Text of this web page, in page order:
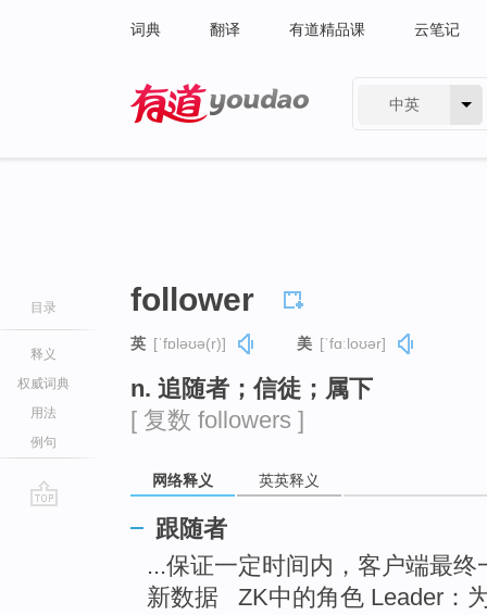
词典 翻译 有道精品课 云笔记
中英
目录
释义
权威词典
用法
例句
follower
英 [ˈfɒləʊə(r)] 美 [ˈfɑːloʊər]
n. 追随者；信徒；属下
[ 复数 followers ]
网络释义 英英释义
跟随者
...保证一定时间内，客户端最
新数据 ZK中的角色 Leader：